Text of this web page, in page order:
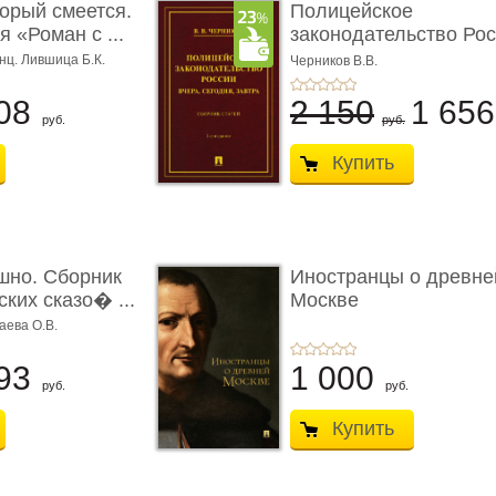
смеется.
«Роман с ...
Лившица Б.К.
руб.
Полицейское
законодательство
вчера, с� ...
Черников В.В.
2 150 руб. 1
Купить
Сборник
сказо� ...
О.В.
руб.
Иностранцы о
Москве
1 000 руб.
Купить